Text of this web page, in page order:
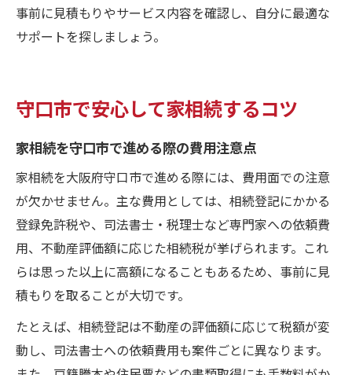
事前に見積もりやサービス内容を確認し、自分に最適な
サポートを探しましょう。
守口市で安心して家相続するコツ
家相続を守口市で進める際の費用注意点
家相続を大阪府守口市で進める際には、費用面での注意
が欠かせません。主な費用としては、相続登記にかかる
登録免許税や、司法書士・税理士など専門家への依頼費
用、不動産評価額に応じた相続税が挙げられます。これ
らは思った以上に高額になることもあるため、事前に見
積もりを取ることが大切です。
たとえば、相続登記は不動産の評価額に応じて税額が変
動し、司法書士への依頼費用も案件ごとに異なります。